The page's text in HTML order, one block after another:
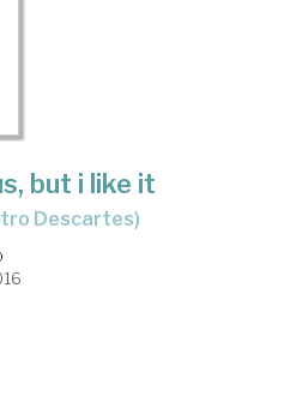
but i like it
Descartes)